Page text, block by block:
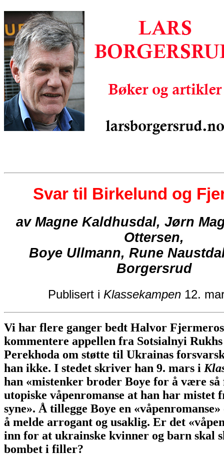
Svar til Birkelund og
av Magne Kaldhusdal, Jørn
Ottersen,
Boye Ullmann, Rune
Borgersrud
Publisert i Klassekampen12.
Vi har flere ganger bedt Halvor
kommentere appellen fra Sotsialnyi
Perekhoda om støtte til Ukrainas
han ikke. I stedet skriver han 9. mars i
han «mistenker broder Boye for å være så
utopiske våpenromanse at han har mistet
syne». Å tillegge Boye en
å melde arrogant og usaklig. Er det
inn for at ukrainske kvinner og barn skal
bombet i filler?